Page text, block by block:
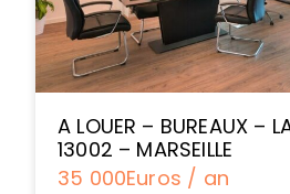
A LOUER – BUREAUX –
13002 – MARSEILLE
35 000Euros / an